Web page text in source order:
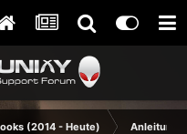
(2014 - Heute)